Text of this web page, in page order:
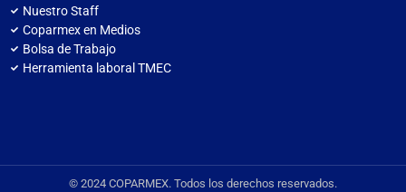
Nuestro Staff
Coparmex en Medios
Bolsa de Trabajo
Herramienta laboral TMEC
© 2024 COPARMEX. Todos los derechos reservados.